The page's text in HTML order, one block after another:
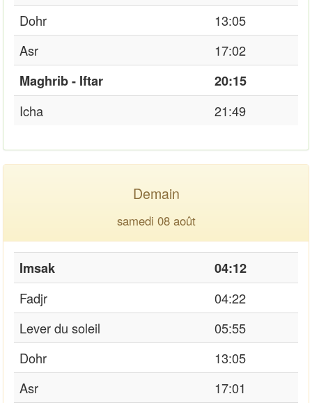
Dohr
13:05
Asr
17:02
Maghrib - Iftar
20:15
Icha
21:49
Demain
samedi 08 août
Imsak
04:12
Fadjr
04:22
Lever du soleil
05:55
Dohr
13:05
Asr
17:01